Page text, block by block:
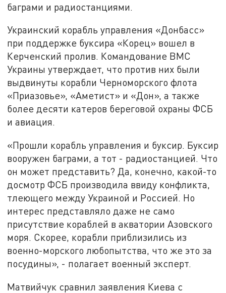
баграми и радиостанциями.
Украинский корабль управления «Донбасс»
при поддержке буксира «Корец» вошел в
Керченский пролив. Командование ВМС
Украины утверждает, что против них были
выдвинуты корабли Черноморского флота
«Приазовье», «Аметист» и «Дон», а также
более десяти катеров береговой охраны ФСБ
и авиация.
«Прошли корабль управления и буксир. Буксир
вооружен баграми, а тот - радиостанцией. Что
он может представить? Да, конечно, какой-то
досмотр ФСБ производила ввиду конфликта,
тлеющего между Украиной и Россией. Но
интерес представляло даже не само
присутствие кораблей в акватории Азовского
моря. Скорее, корабли приблизились из
военно-морского любопытства, что же это за
посудины», - полагает военный эксперт.
Матвийчук сравнил заявления Киева с